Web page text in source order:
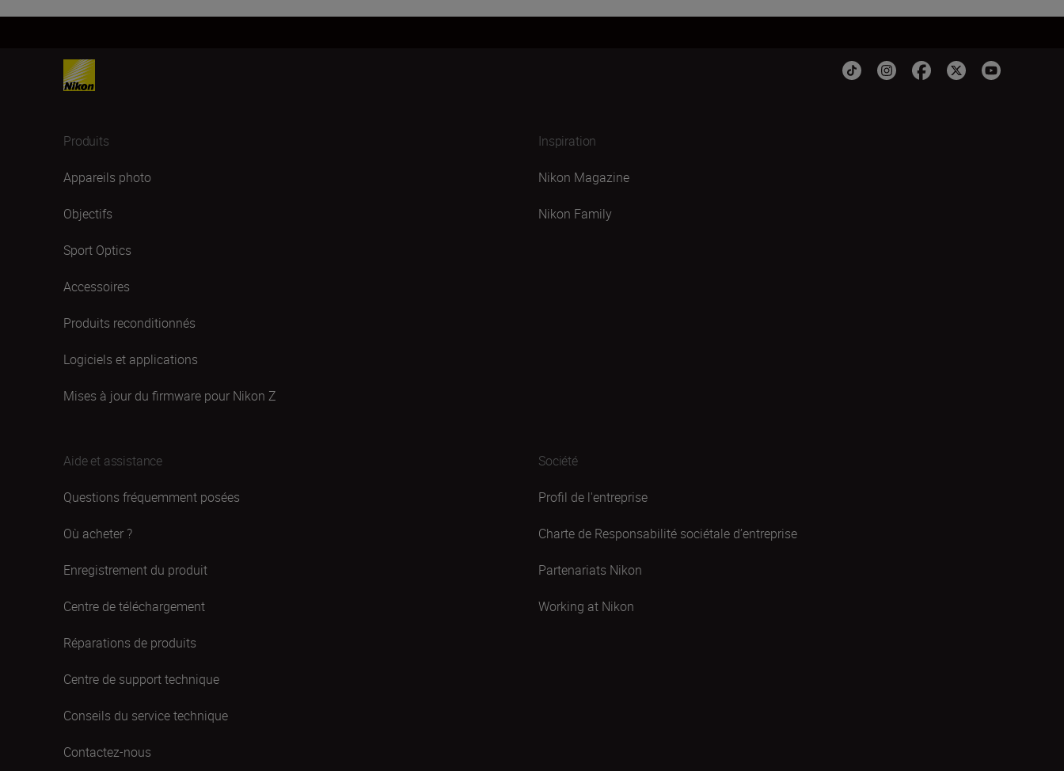
Produits
Appareils photo
Objectifs
Sport Optics
Accessoires
Produits reconditionnés
Logiciels et applications
Mises à jour du firmware pour Nikon Z
Inspiration
Nikon Magazine
Nikon Family
Aide et assistance
Questions fréquemment posées
Où acheter ?
Enregistrement du produit
Centre de téléchargement
Réparations de produits
Centre de support technique
Conseils du service technique
Contactez-nous
Société
Profil de l'entreprise
Charte de Responsabilité sociétale d’entreprise
Partenariats Nikon
Working at Nikon